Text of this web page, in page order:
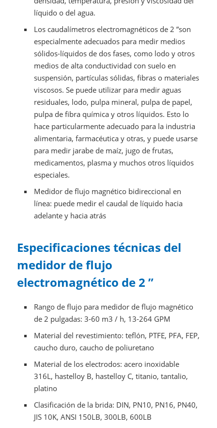
líquido o del agua.
Los caudalímetros electromagnéticos de 2 ”son
especialmente adecuados para medir medios
sólidos-líquidos de dos fases, como lodo y otros
medios de alta conductividad con suelo en
suspensión, partículas sólidas, fibras o materiales
viscosos. Se puede utilizar para medir aguas
residuales, lodo, pulpa mineral, pulpa de papel,
pulpa de fibra química y otros líquidos. Esto lo
hace particularmente adecuado para la industria
alimentaria, farmacéutica y otras, y puede usarse
para medir jarabe de maíz, jugo de frutas,
medicamentos, plasma y muchos otros líquidos
especiales.
Medidor de flujo magnético bidireccional en
línea: puede medir el caudal de líquido hacia
adelante y hacia atrás
Especificaciones técnicas del
medidor de flujo
electromagnético de 2 ”
Rango de flujo para medidor de flujo magnético
de 2 pulgadas: 3-60 m3 / h, 13-264 GPM
Material del revestimiento: teflón, PTFE, PFA, FEP,
caucho duro, caucho de poliuretano
Material de los electrodos: acero inoxidable
316L, hastelloy B, hastelloy C, titanio, tantalio,
platino
Clasificación de la brida: DIN, PN10, PN16, PN40,
JIS 10K, ANSI 150LB, 300LB, 600LB